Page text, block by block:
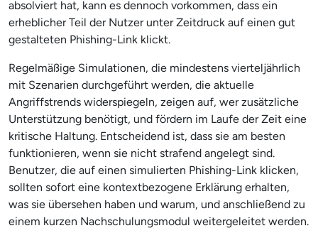
absolviert hat, kann es dennoch vorkommen, dass ein
erheblicher Teil der Nutzer unter Zeitdruck auf einen gut
gestalteten Phishing-Link klickt.
Regelmäßige Simulationen, die mindestens vierteljährlich
mit Szenarien durchgeführt werden, die aktuelle
Angriffstrends widerspiegeln, zeigen auf, wer zusätzliche
Unterstützung benötigt, und fördern im Laufe der Zeit eine
kritische Haltung. Entscheidend ist, dass sie am besten
funktionieren, wenn sie nicht strafend angelegt sind.
Benutzer, die auf einen simulierten Phishing-Link klicken,
sollten sofort eine kontextbezogene Erklärung erhalten,
was sie übersehen haben und warum, und anschließend zu
einem kurzen Nachschulungsmodul weitergeleitet werden.